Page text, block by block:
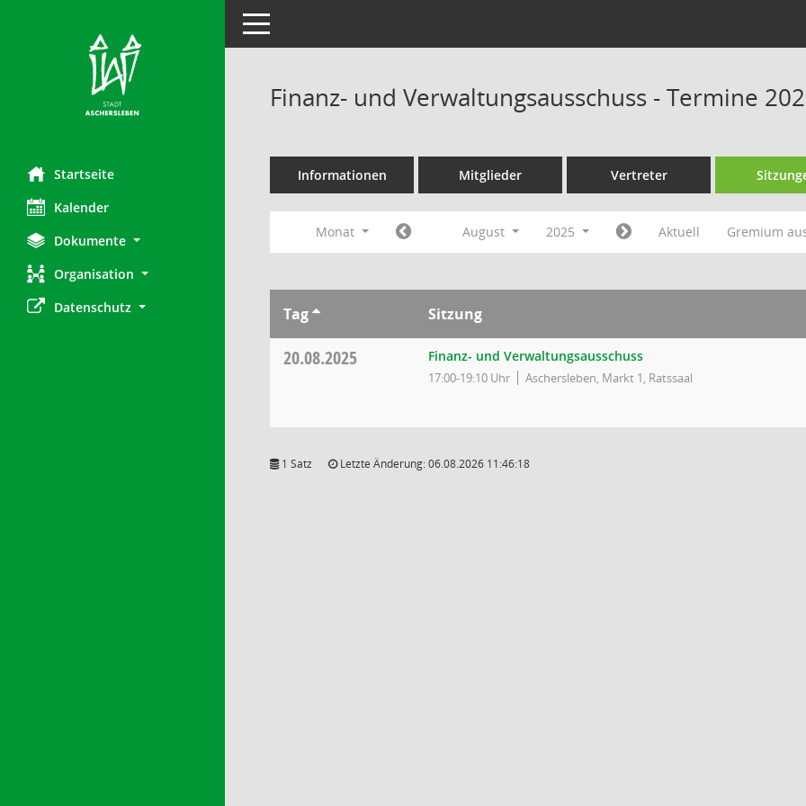
Startseite
Kalender
Dokumente
Organisation
Datenschutz
Toggle navigation
Finanz- und Verwaltungsausschuss - Termine
Informationen Mitglieder Vertreter
Monat August 2025 Aktuell Gremium
Tag Sitzung
20.08.2025 Finanz- und Verwaltungsausschuss
17:00-19:10 Uhr Aschersleben, Markt 1, Ratssaal
1 Satz Letzte Änderung: 06.08.2026 11:46:18